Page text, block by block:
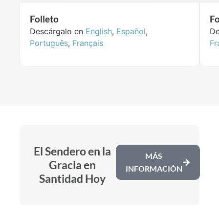
Folleto
Descárgalo en English, Español,
Português, Français
El Sendero en la
Gracia en
Santidad Hoy
MÁS
INFORMACIÓN